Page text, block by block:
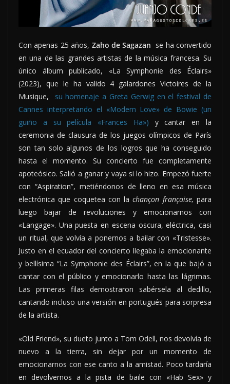
Con apenas 25 años, Zaho de Sagazan se ha convertido
en una de las grandes artistas de la música francesa. Su
único álbum publicado, «La Symphonie des Éclairs»
(2023), que le ha valido 4 galardones Victoires de la
Musique, su homenaje a Greta Gerwig en el festival de
Cannes interpretando el «Modern Love» de Bowie (un
guiño a su película «Frances Ha») y cantar en la
ceremonia de clausura de los juegos olímpicos de París
son tan solo algunos de los logros que ha conseguido
hasta el momento. Su concierto fue completamente
apoteósico. Salió a ganar y vaya si lo hizo. Empezó fuerte
con “Aspiration”, metiéndonos de lleno en esa música
electrónica que coquetea con lachançon française,para
luego bajar de revoluciones y emocionarnos con
«Langage». Una puesta en escena oscura, eléctrica, casi
un ritual, que volvía a ponernos a bailar con «Tristesse».
Justo en el ecuador del concierto llegaba la emocionante
y bellísima “La Symphonie des Éclairs”, en la que bajó a
cantar con el público y emocionarlo hasta las lágrimas.
Las primeras filas demostraron sabérsela al dedillo,
cantando incluso una versión en portugués para sorpresa
de la artista.
«Old Friend», su dueto junto a Tom Odell, nos devolvía de
nuevo a la tierra, sin dejar por un momento de
emocionarnos con ese canto a la amistad. Poco tardaría
en devolvernos a la pista de baile con «Hab Sex» y